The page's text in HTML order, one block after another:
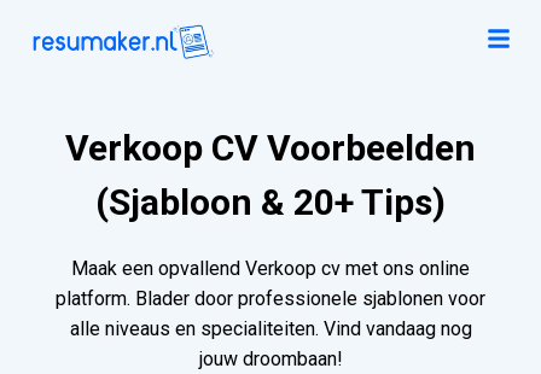
Verkoop CV Voorbeelden
(Sjabloon & 20+ Tips)
Maak een opvallend Verkoop cv met ons online
platform. Blader door professionele sjablonen voor
alle niveaus en specialiteiten. Vind vandaag nog
jouw droombaan!